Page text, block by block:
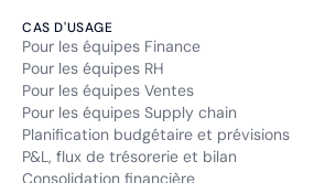
CAS D'USAGE
Pour les équipes Finance
Pour les équipes RH
Pour les équipes Ventes
Pour les équipes Supply chain
Planification budgétaire et prévisions
P&L, flux de trésorerie et bilan
Consolidation financière